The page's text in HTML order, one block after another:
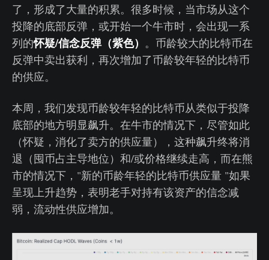
了，形成了大量的积累。很多时候，当市场从这个
投降的底部反弹，或开始一个牛市时，会出现一系
列的怀疑/信念反弹（紫色） 。币龄较大的比特币在
反弹中卖出获利，再次增加了币龄较年轻的比特币
的供应。
本周，我们发现币龄较年轻的比特币从类似于投降
底部的地方明显飙升。在牛市的情况下，尽管如此
（怀疑，消化了卖方的供应量），这种飙升终将消
退（囤币占主导地位）和/或价格继续走高，而在熊
市的情况下，"新的币龄年轻的比特币供应量 "如果
呈现上升趋势，表明老手对持有该资产的信念减
弱，流动性供应增加。